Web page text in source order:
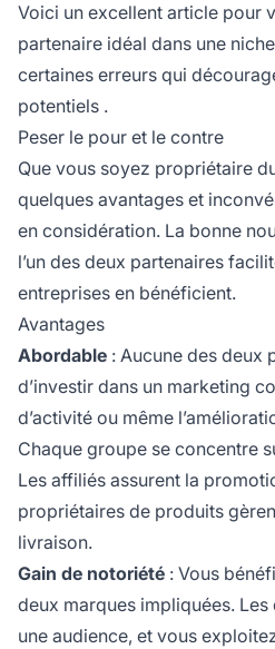
Voici un excellent article pour
partenaire idéal dans une niche
certaines erreurs qui
potentiels .
Peser le pour et le contre
Que vous soyez propriétaire
quelques avantages et
en considération. La bonne
l’un des deux partenaires
entreprises en bénéficient.
Avantages
Abordable : Aucune des deux
d’investir dans un marketing
d’activité ou même
Chaque groupe se concentre
Les affiliés assurent la
propriétaires de produits
livraison.
Gain de notoriété : Vous
deux marques impliquées.
une audience, et vous